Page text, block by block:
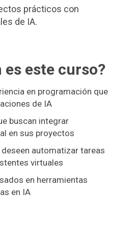
prácticos con
de IA.
es este curso?
en programación que
de IA
buscan integrar
en sus proyectos
automatizar tareas
virtuales
en herramientas
en IA